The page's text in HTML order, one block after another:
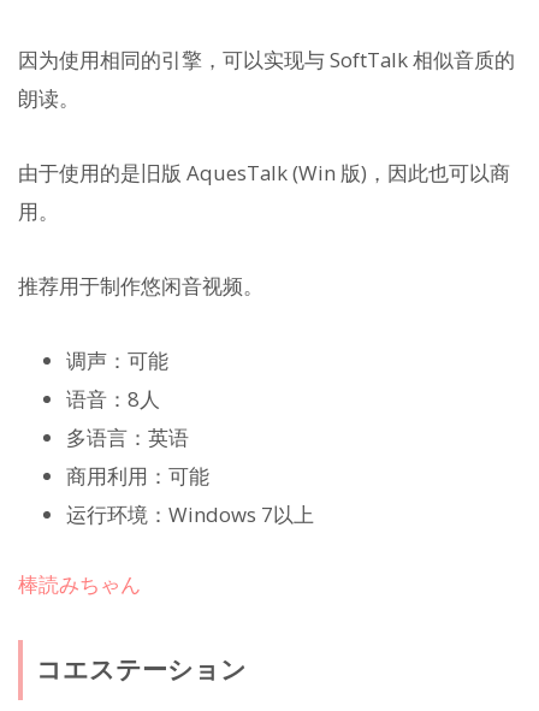
因为使用相同的引擎，可以实现与 SoftTalk 相似音质的
朗读。
由于使用的是旧版 AquesTalk (Win 版)，因此也可以商
用。
推荐用于制作悠闲音视频。
调声：可能
语音：8人
多语言：英语
商用利用：可能
运行环境：Windows 7以上
棒読みちゃん
コエステーション